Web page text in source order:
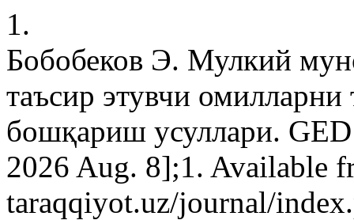
1.
Бобобеков Э. Мулкий
таъсир этувчи
бошқариш усуллари.
2026 Aug. 8];1. Available
taraqqiyot.uz/journal/